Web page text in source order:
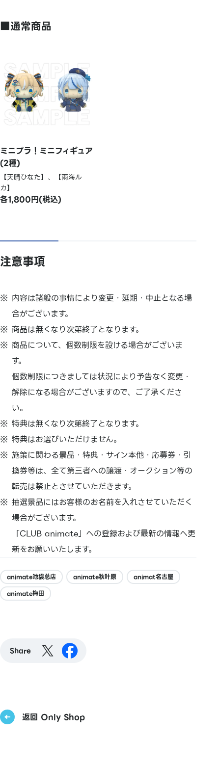
■通常商品
ミニプラ！ミニフィギュア
(2種)
【天晴ひなた】、【雨海ル
カ】
各1,800円(税込)
注意事項
内容は諸般の事情により変更・延期・中止となる場
合がございます。
商品は無くなり次第終了となります。
商品について、個数制限を設ける場合がございま
す。
個数制限につきましては状況により予告なく変更・
解除になる場合がございますので、ご了承くださ
い。
特典は無くなり次第終了となります。
特典はお選びいただけません。
施策に関わる景品・特典・サイン本他・応募券・引
換券等は、全て第三者への譲渡・オークション等の
転売は禁止とさせていただきます。
抽選景品にはお客様のお名前を入れさせていただく
場合がございます。
「CLUB animate」への登録および最新の情報へ更
新をお願いいたします。
animate池袋总店 animate秋叶原
animat名古屋
animate梅田
Share
返回 Only Shop